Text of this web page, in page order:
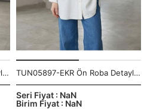
TUN05897-BEJ Ön Roba Detaylı Tunik-Bej TUN05897-EKR Ön Roba Detaylı Tunik-Ekru
Birim Fiyat : NaN
Seri Fiyat : NaN